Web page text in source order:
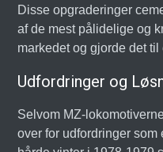
Disse opgraderinger
af de mest pålidelige og
markedet og gjorde det
Udfordringer og
Selvom MZ-
over for udfordringer